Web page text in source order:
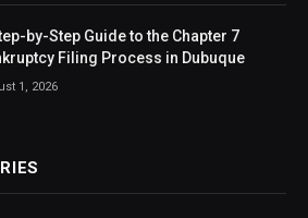
by-Step Guide to the Chapter 7
Filing Process in Dubuque
1, 2026